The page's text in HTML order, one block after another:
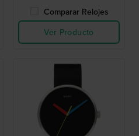
Comparar Relojes
Ver Producto